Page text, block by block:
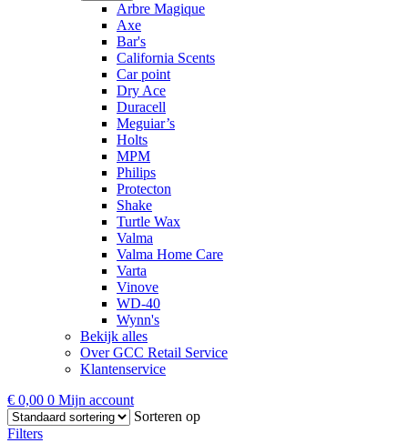
Arbre Magique
Axe
Bar's
California Scents
Car point
Dry Ace
Duracell
Meguiar’s
Holts
MPM
Philips
Protecton
Shake
Turtle Wax
Valma
Valma Home Care
Varta
Vinove
WD-40
Wynn's
Bekijk alles
Over GCC Retail Service
Klantenservice
€ 0,00 0 Mijn account
Sorteren op
Filters